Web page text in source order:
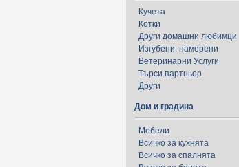
Кучета
Котки
Други домашни любимци
Изгубени, намерени
Ветеринарни Услуги
Търси партньор
Други
Дом и градина
Мебели
Всичко за кухнята
Всичко за спалнята